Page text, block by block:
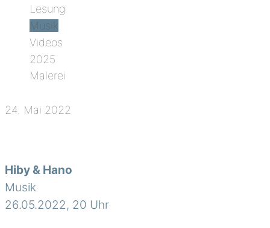
Lesung
Musik
Videos
2025
Malerei
24. Mai 2022
Hiby & Hano
Musik
26.05.2022, 20 Uhr